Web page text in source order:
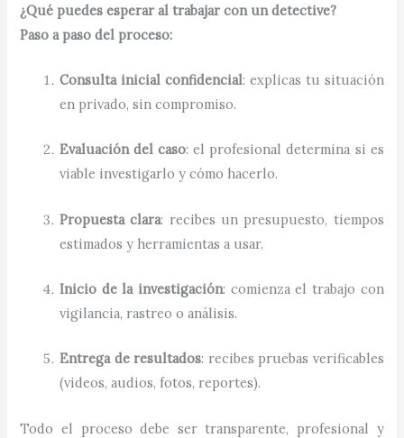
¿Qué puedes esperar al trabajar con un detective?
Paso a paso del proceso:
Consulta inicial confidencial: explicas tu situación
en privado, sin compromiso.
Evaluación del caso: el profesional determina si es
viable investigarlo y cómo hacerlo.
Propuesta clara: recibes un presupuesto, tiempos
estimados y herramientas a usar.
Inicio de la investigación: comienza el trabajo con
vigilancia, rastreo o análisis.
Entrega de resultados: recibes pruebas verificables
(videos, audios, fotos, reportes).
Todo el proceso debe ser transparente, profesional y